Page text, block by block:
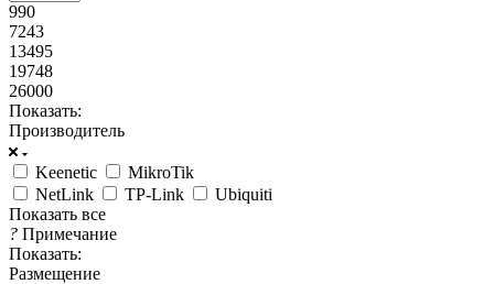
990
7243
13495
19748
26000
Показать:
Производитель
Keenetic
MikroTik
NetLink
TP-Link
Ubiquiti
Показать все
? Примечание
Показать:
Размещение